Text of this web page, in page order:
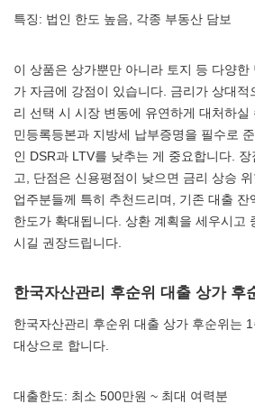
특징: 법인 한도 높음, 각종 부동산 담보
이 상품은 상가뿐만 아니라 토지 등 다양한
가 자금에 강점이 있습니다. 금리가 상대적
리 선택 시 시장 변동에 유연하게 대처하실
민등록등본과 지방세 납부증명을 필수로
인 DSR과 LTV를 낮추는 게 중요합니다.
고, 단점은 신용평점이 낮으면 금리 상승
업주분들께 특히 추천드리며, 기존 대출 잔
한도가 확대됩니다. 상환 계획을 세우시고
시길 권장드립니다.
한국자산관리 후순위 대출 상가 후
한국자산관리 후순위 대출 상가 후순위는
대상으로 합니다.
대출한도: 최소 500만원 ~ 최대 여력분